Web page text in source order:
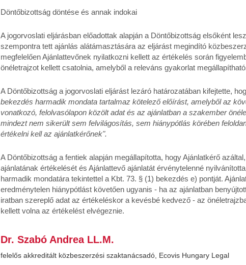
Döntőbizottság döntése és annak indokai
A jogorvoslati eljárásban előadottak alapján a Döntőbizottság elsőként
szempontra tett ajánlás alátámasztására az eljárást megindító
megfelelően Ajánlattevőnek nyilatkozni kellett az értékelés során
önéletrajzot kellett csatolnia, amelyből a releváns gyakorlat
A Döntőbizottság a jogorvoslati eljárást lezáró határozatában kifejtette,
bekezdés harmadik mondata tartalmaz kötelező előírást, amelyből az
vonatkozó, felolvasólapon közölt adat és az ajánlatban a szakember
mindezt nem sikerült sem felvilágosítás, sem hiánypótlás körében
értékelni kell az ajánlatkérőnek".
A Döntőbizottság a fentiek alapján megállapította, hogy Ajánlatkérő
ajánlatának értékelését és Ajánlattevő ajánlatát érvénytelenné
harmadik mondatára tekintettel a Kbt. 73. § (1) bekezdés e) pontját.
eredménytelen hiánypótlást követően ugyanis - ha az ajánlatban
iratban szereplő adat az értékeléskor a kevésbé kedvező - az
kellett volna az értékelést elvégeznie.
Dr. Szabó Andrea LL.M.
felelős akkreditált közbeszerzési szaktanácsadó, Ecovis Hungary Legal